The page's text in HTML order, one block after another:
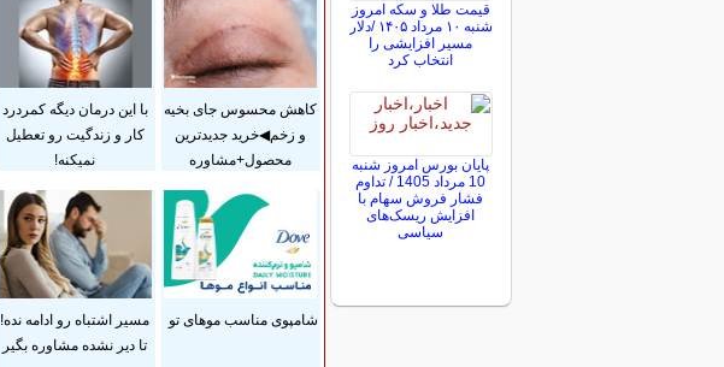
کاهش محسوس جای بخیه
و زخم◀خرید جدیدترین
محصول+مشاوره
با این درمان دیگه کمردرد
کار و زندگیت رو تعطیل
نمیکنه!
شامپوی مناسب موهای تو
مسیر اشتباه رو ادامه نده!
تا دیر نشده مشاوره بگیر
قیمت طلا و سکه امروز
شنبه ۱۰ مرداد ۱۴۰۵ /دلار
مسیر افزایشی را
انتخاب کرد
پایان بورس امروز شنبه
10 مرداد 1405 / تداوم
فشار فروش سهام با
افزایش ریسک‌های
سیاسی